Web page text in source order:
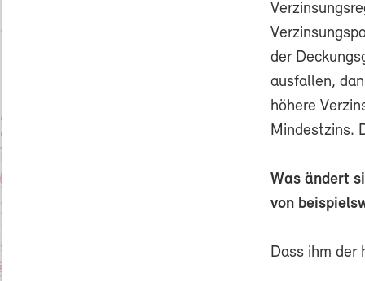
der
ausfallen,
höhere
Mindestzins.
Was ändert
von
Dass ihm der